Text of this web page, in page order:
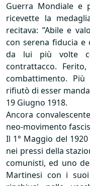
Guerra Mondiale e
ricevette la
recitava: ”Abile e
con serena fiducia e
da lui più volte
contrattacco.
combattimento.
rifiutò di esser
19 Giugno 1918.
Ancora
neo-movimento
Il 1° Maggio del
nei pressi della
comunisti, ed uno
Martinesi con i